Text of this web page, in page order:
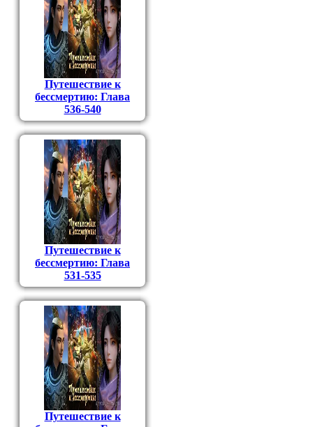
Путешествие к
бессмертию: Глава
536-540
Путешествие к
бессмертию: Глава
531-535
Путешествие к